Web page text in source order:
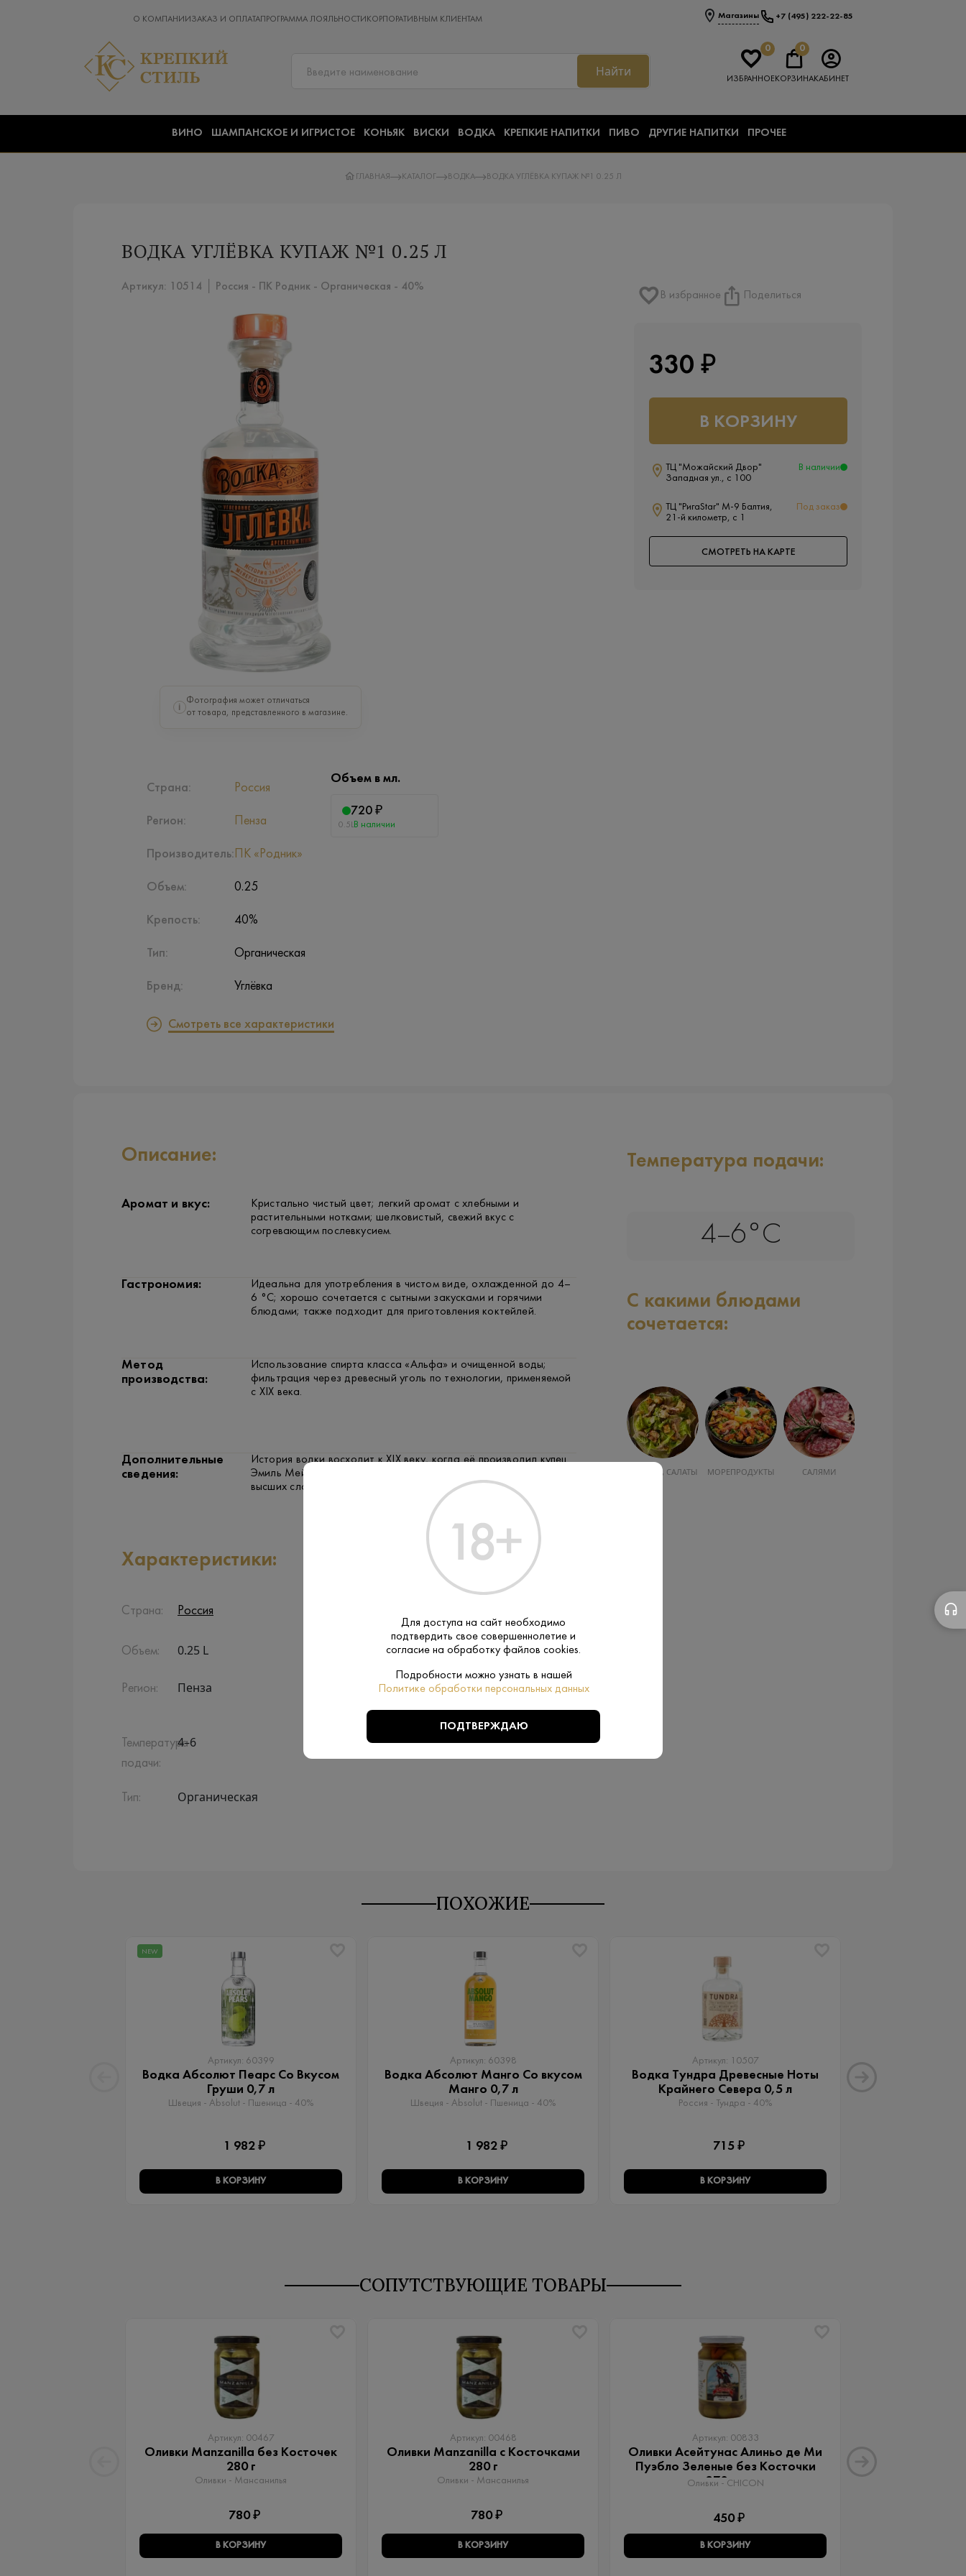
О КОМПАНИИ ЗАКАЗ И ОПЛАТАПРОГРАММА ЛОЯЛЬНОСТИ КОРПОРАТИВНЫМ КЛИЕНТАМ Магазины +7 (495) 222-22-85
Найти
0
ИЗБРАННОЕ
0
КОРЗИНАКАБИНЕТ
ВИНО ШАМПАНСКОЕ И ИГРИСТОЕ КОНЬЯК ВИСКИ ВОДКА КРЕПКИЕ НАПИТКИ ПИВО ДРУГИЕ НАПИТКИ ПРОЧЕЕ
ГЛАВНАЯ КАТАЛОГ ВОДКА ВОДКА УГЛЁВКА КУПАЖ №1 0.25 Л
ВОДКА УГЛЁВКА КУПАЖ №1 0.25 Л
Артикул: 10514 │ Россия - ПК Родник - Органическая - 40%
i
Фотография может отличаться
от товара, представленного в магазине.
Страна:
Регион:
Производитель:
Объем:
Крепость:
Тип:
Бренд:
Россия
Пенза
ПК «Родник»
0.25
40%
Органическая
Углёвка
Смотреть все характеристики
Объем в мл.
720 ₽
0.5LВ наличии
В избранное Поделиться
330 ₽
В КОРЗИНУ
ТЦ "Можайский Двор"
Западная ул., с 100
В наличии
ТЦ "РигаStar" М-9 Балтия,
21-й километр, с 1
Под заказ
СМОТРЕТЬ НА КАРТЕ
Описание:
Аромат и вкус:
Кристально чистый цвет; легкий аромат с хлебными и
растительными нотками; шелковистый, свежий вкус с
согревающим послевкусием.
Гастрономия:
Идеальна для употребления в чистом виде, охлажденной до 4–
6 °C; хорошо сочетается с сытными закусками и горячими
блюдами; также подходит для приготовления коктейлей.
Метод
производства:
Использование спирта класса «Альфа» и очищенной воды;
фильтрация через древесный уголь по технологии, применяемой
с XIX века.
Дополнительные
сведения:
История водки восходит к XIX веку, когда её производил купец
Эмиль Мейергольд; напиток пользовался популярностью в
высших слоях общества, включая царский двор.
Температура подачи:
4–6°C
С какими блюдами
сочетается:
ЗАКУСКА, САЛАТЫ МОРЕПРОДУКТЫ САЛЯМИ
Характеристики:
Страна: Россия
Объем: 0.25 L Крепость: 40%
Регион: Пенза
Подарочная
упаковка:
Нет
Температура
подачи:
4–6 Бренд: Углёвка
Тип: Органическая
ПОХОЖИЕ
NEW
Артикул: 60399
Водка Абсолют Пеарс Со Вкусом
Груши 0,7 л
Швеция - Absolut - Пшеница - 40%
1 982 ₽
В КОРЗИНУ
Артикул: 60398
Водка Абсолют Манго Со вкусом
Манго 0,7 л
Швеция - Absolut - Пшеница - 40%
1 982 ₽
В КОРЗИНУ
Артикул: 10507
Водка Тундра Древесные Ноты
Крайнего Севера 0,5 л
Россия - Тундра - 40%
715 ₽
В КОРЗИНУ
СОПУТСТВУЮЩИЕ ТОВАРЫ
Артикул: 00467
Оливки Manzanilla без Косточек
280 г
Оливки - Мансанилья
780 ₽
В КОРЗИНУ
Артикул: 00468
Оливки Manzanilla с Косточками
280 г
Оливки - Мансанилья
780 ₽
В КОРЗИНУ
Артикул: 00833
Оливки Асейтунас Алиньо де Ми
Пуэбло Зеленые без Косточки
370 мл
Оливки - CHICON
450 ₽
В КОРЗИНУ
Для доступа на сайт необходимо
подтвердить свое совершеннолетие и
согласие на обработку файлов cookies.
Подробности можно узнать в нашей
Политике обработки персональных данных
ПОДТВЕРЖДАЮ